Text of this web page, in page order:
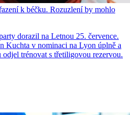
k béčku. Rozuzlení by mohlo
dorazil na Letnou 25. července.
Kuchta v nominaci na Lyon úplně a
trénovat s třetiligovou rezervou.